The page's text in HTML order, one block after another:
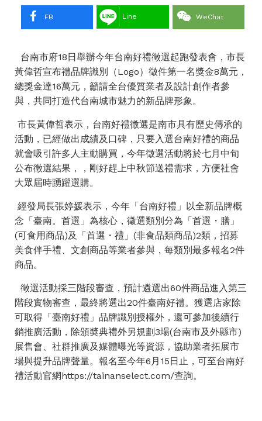
FB Line WeChat
台南市府18日舉辦今年台南好禮徵選起跑發表會，市長
黃偉哲宣布禮品牌識別（Logo）徵件第一名獎金8萬元，
總獎金達16萬元，籲請全台優質業者及設計創作者參
與，共同打造代台南城市魅力的新品牌形象。
市長黃偉哲表示，台南好禮徵選是南市具有歷史傳承的
活動，已經做出成績及口碑，只要入選台南好禮的商品
就會吸引許多人主動購買，今年徵選活動將於七月中旬
公布徵選結果，，剛好趕上中秋節送禮需求，方便社會
大眾屆時踴躍選購。
經發局長張婷媛表示，今年「台南好禮」以全新品牌概
念「臺南。首選」為核心，徵選類別分為「首選・膳」
(可食用商品)及「首選・禮」(非食品類商品)2類，招募
美食伴手禮、文創商品等業者參與，每類別最多報名2件
商品。
徵選活動採三階段審查，預計遴選出60件商品進入第三
階段實物審查，最終將選出20件臺南好禮。獲選店家除
可取得「臺南好禮」品牌識別授權外，還可參加後續行
銷推廣活動，除頒奬典禮外另規劃3場(台南市及外縣市)
展售會、社群推廣及媒體曝光等資源，協助業者拓展市
場與提升品牌聲量。報名至今年6月15日止，可至台南好
禮活動官網https://tainanselect.com/查詢。